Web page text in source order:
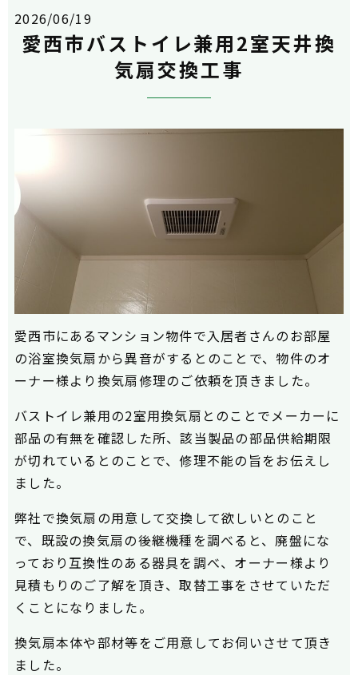
2026/06/19
愛西市バストイレ兼用2室天井換
気扇交換工事
愛西市にあるマンション物件で入居者さんのお部屋
の浴室換気扇から異音がするとのことで、物件のオ
ーナー様より換気扇修理のご依頼を頂きました。
バストイレ兼用の2室用換気扇とのことでメーカーに
部品の有無を確認した所、該当製品の部品供給期限
が切れているとのことで、修理不能の旨をお伝えし
ました。
弊社で換気扇の用意して交換して欲しいとのこと
で、既設の換気扇の後継機種を調べると、廃盤にな
っており互換性のある器具を調べ、オーナー様より
見積もりのご了解を頂き、取替工事をさせていただ
くことになりました。
換気扇本体や部材等をご用意してお伺いさせて頂き
ました。